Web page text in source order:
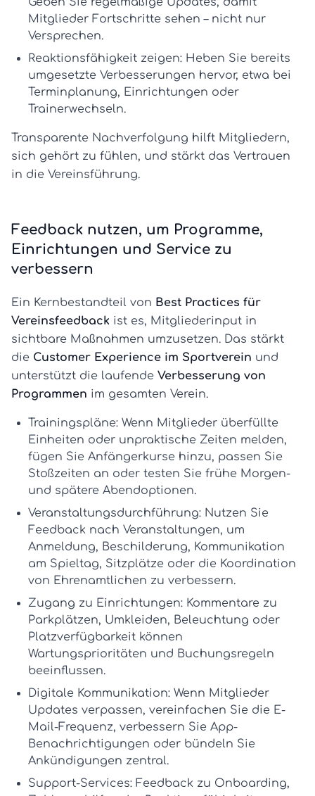
Mitglieder Fortschritte sehen – nicht nur
Versprechen.
Reaktionsfähigkeit zeigen: Heben Sie bereits
umgesetzte Verbesserungen hervor, etwa bei
Terminplanung, Einrichtungen oder
Trainerwechseln.
Transparente Nachverfolgung hilft Mitgliedern,
sich gehört zu fühlen, und stärkt das Vertrauen
in die Vereinsführung.
Feedback nutzen, um Programme,
Einrichtungen und Service zu
verbessern
Ein Kernbestandteil von Best Practices für
Vereinsfeedback ist es, Mitgliederinput in
sichtbare Maßnahmen umzusetzen. Das stärkt
die Customer Experience im Sportverein und
unterstützt die laufende Verbesserung von
Programmen im gesamten Verein.
Trainingspläne: Wenn Mitglieder überfüllte
Einheiten oder unpraktische Zeiten melden,
fügen Sie Anfängerkurse hinzu, passen Sie
Stoßzeiten an oder testen Sie frühe Morgen-
und spätere Abendoptionen.
Veranstaltungsdurchführung: Nutzen Sie
Feedback nach Veranstaltungen, um
Anmeldung, Beschilderung, Kommunikation
am Spieltag, Sitzplätze oder die Koordination
von Ehrenamtlichen zu verbessern.
Zugang zu Einrichtungen: Kommentare zu
Parkplätzen, Umkleiden, Beleuchtung oder
Platzverfügbarkeit können
Wartungsprioritäten und Buchungsregeln
beeinflussen.
Digitale Kommunikation: Wenn Mitglieder
Updates verpassen, vereinfachen Sie die E-
Mail-Frequenz, verbessern Sie App-
Benachrichtigungen oder bündeln Sie
Ankündigungen zentral.
Support-Services: Feedback zu Onboarding,